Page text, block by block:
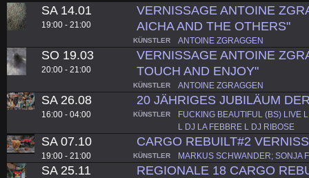
SA 14.01
19:00 - 21:00
VERNISSAGE ANTOINE
AICHA AND THE OTHERS"
KÜNSTLER ANTOINE ZGRAGGEN
SO 19.03
20:00 - 21:00
VERNISSAGE ANTOINE
TOUCH AND ENJOY"
KÜNSTLER ANTOINE ZGRAGGEN
SA 26.08
16:00 - 04:00
20 JÄHRIGES JUBILÄUM
KÜNSTLER
FUCKING BEAUTIFUL (BS) LIVE
L DJ LA FEBBRE L DJ RIBOSE
SA 07.10
19:00 - 21:00
CARGO REBUILT#2
KÜNSTLER MARKUS SCHWANDER; SONJA
SA 25.11 REGIONALE 18 CARGO